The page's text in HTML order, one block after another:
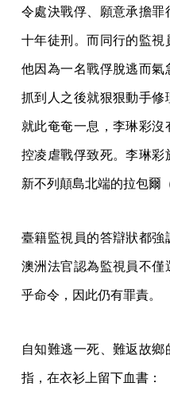
令處決戰俘、願意承擔罪
十年徒刑。而同行的監視
他因為一名戰俘脫逃而
抓到人之後就狠狠動手
就此奄奄一息，李琳彩
控凌虐戰俘致死。李琳
新不列顛島北端的拉包爾
臺籍監視員的答辯狀都強
澳洲法官認為監視員不僅
乎命令，因此仍有罪責。
自知難逃一死、難返故
指，在衣衫上留下血書：